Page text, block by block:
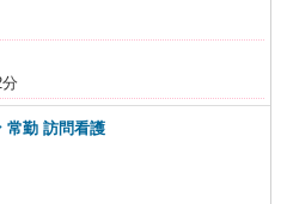
常勤 訪問看護